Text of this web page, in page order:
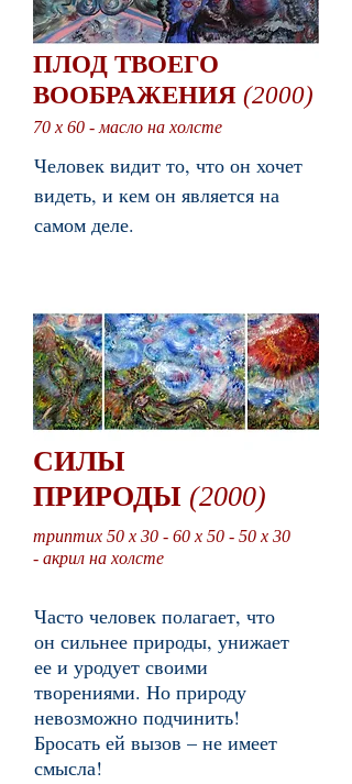
70 x 60 - масло на холсте
Человек видит то, что он хочет
видеть, и кем он является на
самом деле.
ПЛОД ТВОЕГО
ВООБРАЖЕНИЯ (2000)
СИЛЫ
ПРИРОДЫ (2000)
триптих 50 x 30 - 60 x 50 - 50 x 30
- акрил на холсте
Часто человек полагает, что
он сильнее природы, унижает
ее и уродует своими
творениями. Но природу
невозможно подчинить!
Бросать ей вызов – не имеет
смысла!